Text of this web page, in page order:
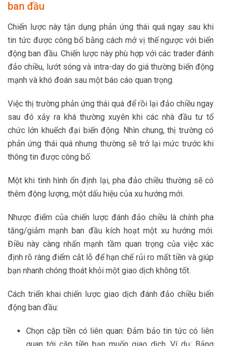
ban đầu
Chiến lược này tận dụng phản ứng thái quá ngay sau khi
tin tức được công bố bằng cách mở vị thế ngược với biến
động ban đầu. Chiến lược này phù hợp với các trader đánh
đảo chiều, lướt sóng và intra-day do giá thường biến động
mạnh và khó đoán sau một báo cáo quan trọng.
Việc thị trường phản ứng thái quá để rồi lại đảo chiều ngay
sau đó xảy ra khá thường xuyên khi các nhà đầu tư tổ
chức lớn khuếch đại biến động. Nhìn chung, thị trường có
phản ứng thái quá nhưng thường sẽ trở lại mức trước khi
thông tin được công bố.
Một khi tình hình ổn định lại, pha đảo chiều thường sẽ có
thêm động lượng, một dấu hiệu của xu hướng mới.
Nhược điểm của chiến lược đánh đảo chiều là chính pha
tăng/giảm mạnh ban đầu kích hoạt một xu hướng mới.
Điều này càng nhấn mạnh tầm quan trọng của việc xác
định rõ ràng điểm cắt lỗ để hạn chế rủi ro mất tiền và giúp
bạn nhanh chóng thoát khỏi một giao dịch không tốt.
Cách triển khai chiến lược giao dịch đánh đảo chiều biến
động ban đầu:
Chọn cặp tiền có liên quan: Đảm bảo tin tức có liên